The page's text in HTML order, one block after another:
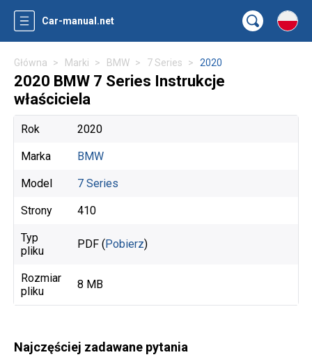
Car-manual.net
Główna Marki BMW 7 Series 2020
2020 BMW 7 Series Instrukcje
właściciela
Rok 2020
Marka BMW
Model 7 Series
Strony 410
Typ
pliku
PDF (Pobierz)
Rozmiar
pliku
8 MB
Najczęściej zadawane pytania